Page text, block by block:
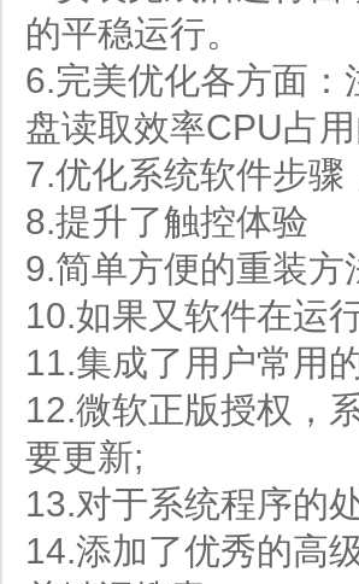
的平稳运行。
6.完美优化各方面
盘读取效率CPU占
7.优化系统软件步
8.提升了触控体验
9.简单方便的重装
10.如果又软件在运
11.集成了用户常用
12.微软正版授权，
要更新;
13.对于系统程序的
14.添加了优秀的高